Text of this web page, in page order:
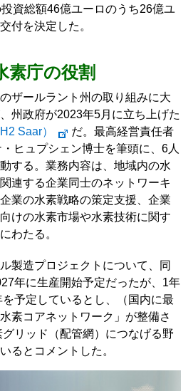
資総額46億ユーロのうち26億ユ
付を決定した。
素庁の役割
ザールラント州の取り組みに大
州政府が2023年5月に立ち上げた
Saar）
だ。最高経営責任者
ヒュプシェン博士を筆頭に、6人
する。業務内容は、地域内の水
連する企業同士のネットワーキ
業の水素戦略の策定支援、企業
けの水素市場や水素技術に関す
わたる。
製造プロジェクトについて、同
年に生産開始予定だったが、1年
予定しているとし、（国内に最
素コアネットワーク」が整備さ
リッド（配管網）につなげる野
るとコメントした。